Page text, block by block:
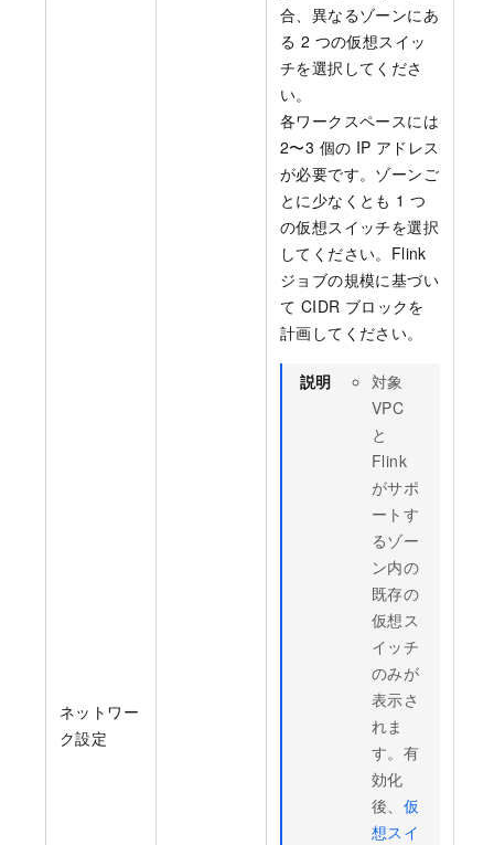
ネットワー
ク設定
合、異なるゾーンにあ
る 2 つの仮想スイッ
チを選択してくださ
い。
各ワークスペースには
2〜3 個の IP アドレス
が必要です。ゾーンご
とに少なくとも 1 つ
の仮想スイッチを選択
してください。Flink
ジョブの規模に基づい
て CIDR ブロックを
計画してください。
説明
対象
VPC
と
Flink
がサポ
ートす
るゾー
ン内の
既存の
仮想ス
イッチ
のみが
表示さ
れま
す。有
効化
後、 仮
想スイ